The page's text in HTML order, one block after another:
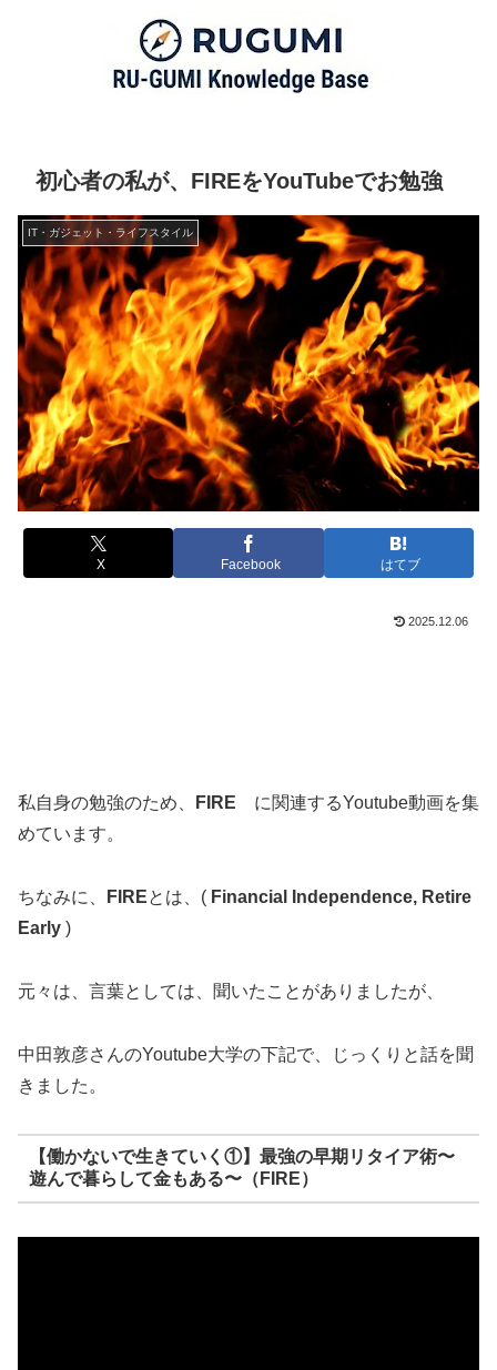
初心者の私が、FIREをYouTubeでお勉強
IT・ガジェット・ライフスタイル
X Facebook はてブ
2025.12.06
私自身の勉強のため、 FIRE に関連するYoutube動画を集
めています。
ちなみに、 FIREとは、( Financial Independence, Retire
Early )
元々は、言葉としては、聞いたことがありましたが、
中田敦彦さんのYoutube大学の下記で、じっくりと話を聞
きました。
【働かないで生きていく①】最強の早期リタイア術〜
遊んで暮らして金もある〜（FIRE）